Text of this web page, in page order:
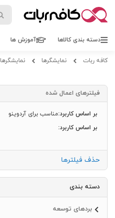
دسته بندی کالاها آموزش ها
کافه ربات نمایشگرها نمایشگرها
فیلترهای اعمال شده
بر اساس کاربرد مناسب برای آردوینو
بر اساس کاربرد
حذف فیلترها
دسته بندی
بردهای توسعه